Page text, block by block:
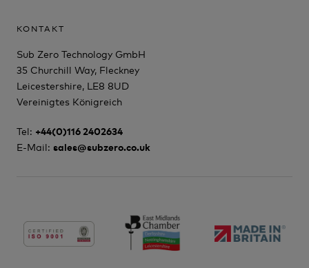
KONTAKT
Sub Zero Technology GmbH
35 Churchill Way, Fleckney
Leicestershire, LE8 8UD
Vereinigtes Königreich
Tel: +44(0)116 2402634
E-Mail: sales@subzero.co.uk